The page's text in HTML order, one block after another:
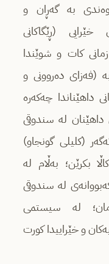
بە گەڕان و
خێرایی (ڕێگاكانی
کات و شوێندا
(فەزای دەروونی و
داهێناندا چەكەرە
داهێنان لە سندوقی
(کلیلی گونجاو)
بكرێن؛ بەڵام لە
لە سندوقی
زمان؛ لە سیستمی
و خێراییدا كورت